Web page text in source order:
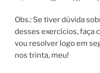
Obs.: Se tiver dúvida
desses exercícios, faça
vou resolver logo em
nos trinta, meu!